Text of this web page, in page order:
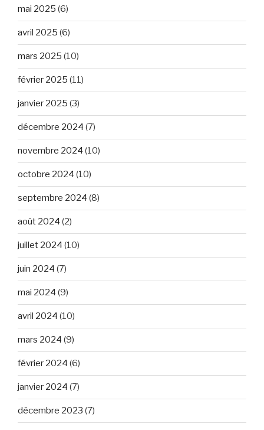
mai 2025 (6)
avril 2025 (6)
mars 2025 (10)
février 2025 (11)
janvier 2025 (3)
décembre 2024 (7)
novembre 2024 (10)
octobre 2024 (10)
septembre 2024 (8)
août 2024 (2)
juillet 2024 (10)
juin 2024 (7)
mai 2024 (9)
avril 2024 (10)
mars 2024 (9)
février 2024 (6)
janvier 2024 (7)
décembre 2023 (7)